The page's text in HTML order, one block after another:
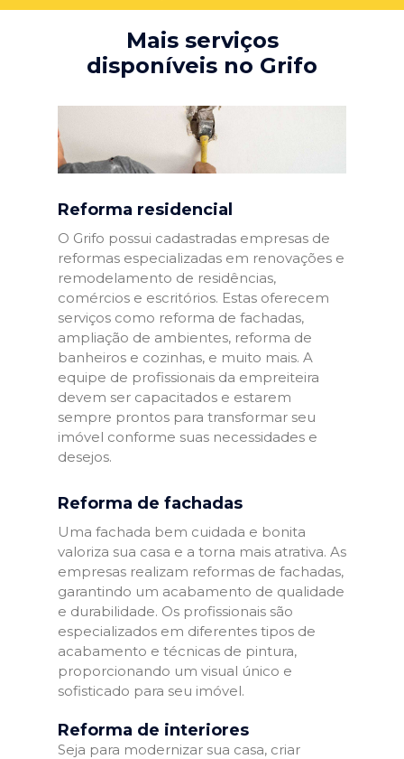
Mais serviços
disponíveis no Grifo
Reforma residencial
O Grifo possui cadastradas empresas de
reformas especializadas em renovações e
remodelamento de residências,
comércios e escritórios. Estas oferecem
serviços como reforma de fachadas,
ampliação de ambientes, reforma de
banheiros e cozinhas, e muito mais. A
equipe de profissionais da empreiteira
devem ser capacitados e estarem
sempre prontos para transformar seu
imóvel conforme suas necessidades e
desejos.
Reforma de fachadas
Uma fachada bem cuidada e bonita
valoriza sua casa e a torna mais atrativa. As
empresas realizam reformas de fachadas,
garantindo um acabamento de qualidade
e durabilidade. Os profissionais são
especializados em diferentes tipos de
acabamento e técnicas de pintura,
proporcionando um visual único e
sofisticado para seu imóvel.
Reforma de interiores
Seja para modernizar sua casa, criar